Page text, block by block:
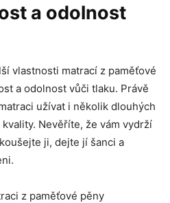
a odolnost
vlastnosti matrací z paměťové
a odolnost vůči tlaku. Právě
užívat i několik dlouhých
Nevěříte, že vám vydrží
ji, dejte jí šanci a
z paměťové pěny